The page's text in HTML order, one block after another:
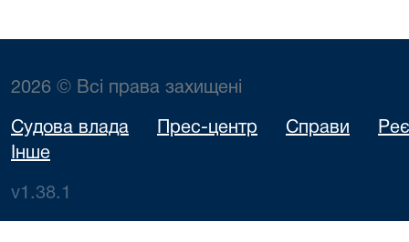
2026 © Всі права захищені
Судова влада Прес-центр Справи
Інше
v1.38.1